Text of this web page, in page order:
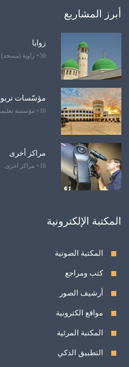
أبرز المشاريع
زوايا
50+ زاوية (مسجد)
مؤسّسات
10+ مؤسسة تعليمية
مراكز أخرى
10+ مراكز اخرى
المكتبة الإلكترونية
المكتبة الصوتية
كتب ومراجع
أرشيف الصور
مواقع الكترونية
المكتبة المرئية
التطبيق الذكي